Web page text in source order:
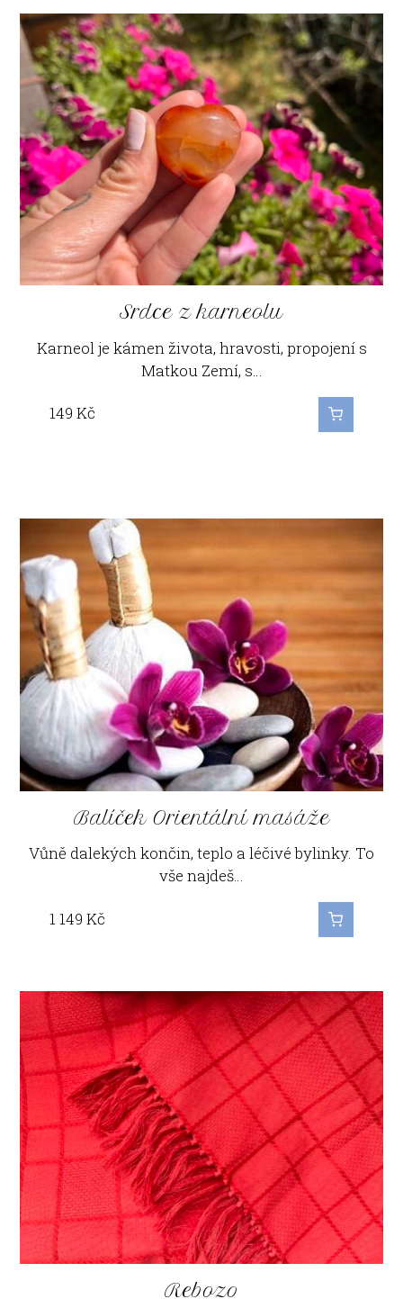
Srdce z karneolu
Karneol je kámen života, hravosti, propojení s
Matkou Zemí, s…
149 Kč
Balíček Orientální masáže
Vůně dalekých končin, teplo a léčivé bylinky. To
vše najdeš…
1 149 Kč
Rebozo